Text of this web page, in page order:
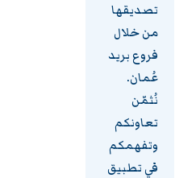
تصديقها
من خلال
فروع بريد
عُمان.
نُثمّن
تعاونكم
وتفهمكم
في تطبيق